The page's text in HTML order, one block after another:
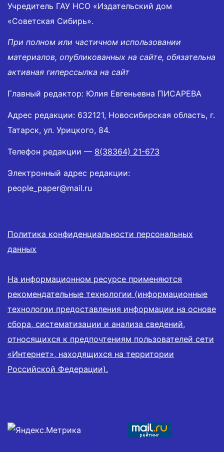
Учредитель ГАУ НСО «Издательский дом
«Советская Сибирь».
При полном или частичном использовании
материалов, опубликованных на сайте, обязательна
активная гиперссылка на сайт
Главный редактор: Юлия Евгеньевна ПИСАРЕВА
Адрес редакции: 632121, Новосибирская область, г.
Татарск, ул. Урицкого, 84.
Телефон редакции — 8(38364) 21-673
Электронный адрес редакции:
people_paper@mail.ru
Политика конфиденциальности персональных
данных
На информационном ресурсе применяются
рекомендательные технологии (информационные
технологии предоставления информации на основе
сбора, систематизации и анализа сведений,
относящихся к предпочтениям пользователей сети
«Интернет», находящихся на территории
Российской Федерации).